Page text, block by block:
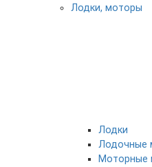
Лодки, моторы
Лодки
Лодочные
Моторные